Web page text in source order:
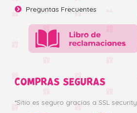
Preguntas Frecuentes
COMPRAS SEGURAS
*Sitio es seguro gracias a SSL security